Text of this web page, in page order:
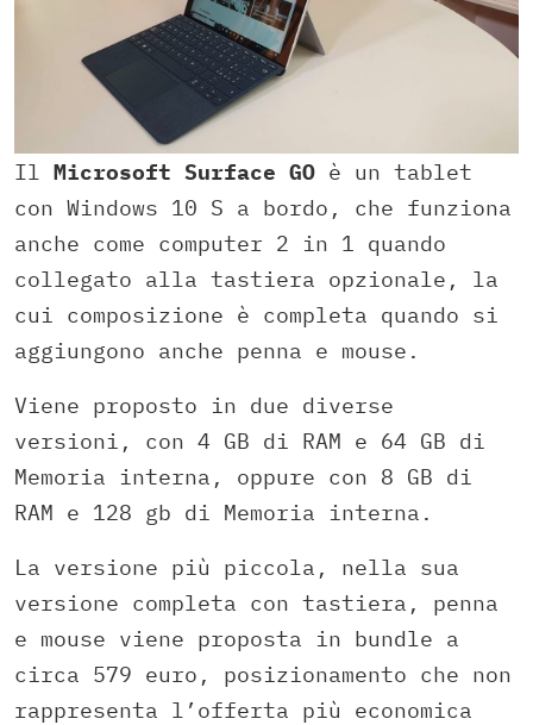
Il Microsoft Surface GO è un tablet
con Windows 10 S a bordo, che funziona
anche come computer 2 in 1 quando
collegato alla tastiera opzionale, la
cui composizione è completa quando si
aggiungono anche penna e mouse.
Viene proposto in due diverse
versioni, con 4 GB di RAM e 64 GB di
Memoria interna, oppure con 8 GB di
RAM e 128 gb di Memoria interna.
La versione più piccola, nella sua
versione completa con tastiera, penna
e mouse viene proposta in bundle a
circa 579 euro, posizionamento che non
rappresenta l’offerta più economica